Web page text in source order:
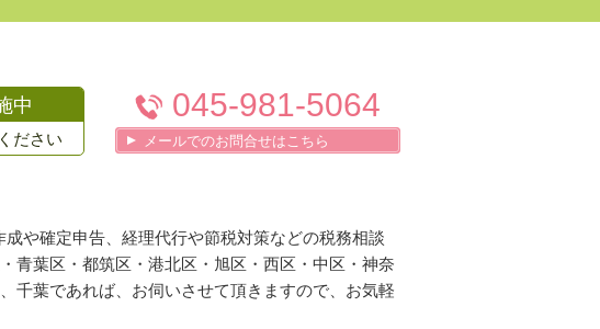
中
ださい
045-981-5064
メールでのお問合せはこちら
や確定申告、経理代行や節税対策などの税務相談
青葉区・都筑区・港北区・旭区・西区・中区・神奈
千葉であれば、お伺いさせて頂きますので、お気軽